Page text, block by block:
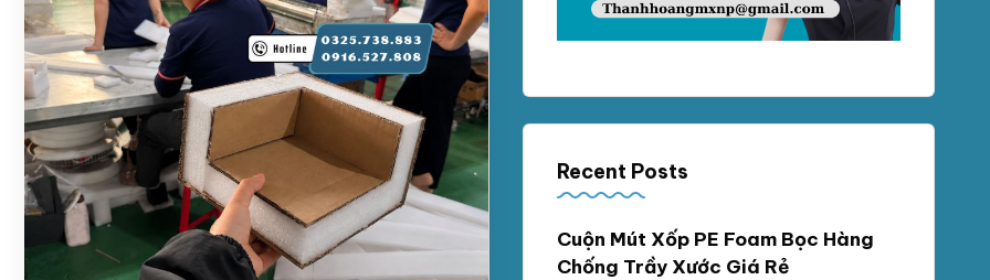
Recent Posts
Cuộn Mút Xốp PE Foam Bọc Hàng
Chống Trầy Xước Giá Rẻ